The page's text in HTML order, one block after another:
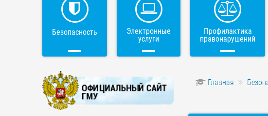
Безопасность
Электронные
услуги
Профилактика
правонарушений
Главная